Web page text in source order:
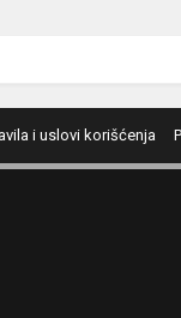
i uslovi korišćenja